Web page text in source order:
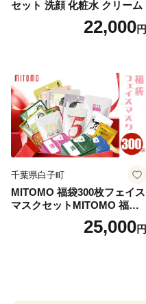
セット 洗顔 化粧水 クリーム
22,000円
千葉県白子町
MITOMO 福袋300枚フェイス
マスクセットMITOMO 福袋3
00枚フェイスマスクセット
ふるさと納税 パック ファイ
25,000円